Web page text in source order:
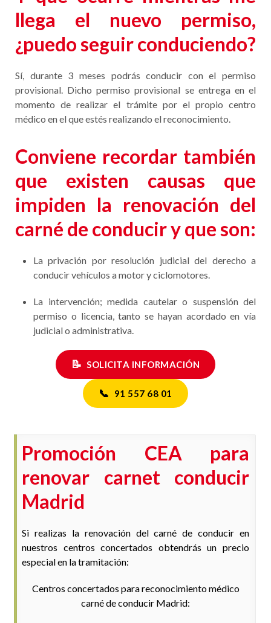
llega el nuevo permiso,
¿puedo seguir conduciendo?
Sí, durante 3 meses podrás conducir con el permiso
provisional. Dicho permiso provisional se entrega en el
momento de realizar el trámite por el propio centro
médico en el que estés realizando el reconocimiento.
Conviene recordar también
que existen causas que
impiden la renovación del
carné de conducir y que son:
La privación por resolución judicial del derecho a
conducir vehículos a motor y ciclomotores.
La intervención; medida cautelar o suspensión del
permiso o licencia, tanto se hayan acordado en vía
judicial o administrativa.
📝 SOLICITA INFORMACIÓN
📞 91 557 68 01
Promoción CEA para
renovar carnet conducir
Madrid
Si realizas la renovación del carné de conducir en
nuestros centros concertados obtendrás un precio
especial en la tramitación:
Centros concertados para reconocimiento médico
carné de conducir Madrid: